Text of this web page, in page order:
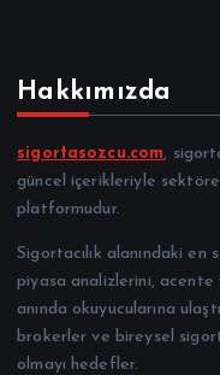
Hakkımızda
sigortasozcu.com,
güncel içerikleriyle
platformudur.
Sigortacılık alanındaki
piyasa analizlerini,
anında okuyucularına
brokerler ve bireysel
olmayı hedefler.